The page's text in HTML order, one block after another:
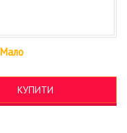
Мало
КУПИТИ